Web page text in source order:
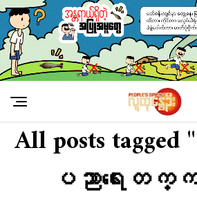
All posts
ပညာရေးတ